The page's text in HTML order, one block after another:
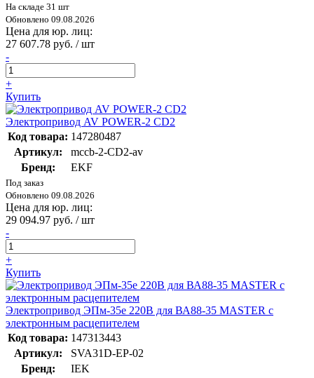
На складе 31 шт
Обновлено 09.08.2026
Цена для юр. лиц:
27 607.78 руб. / шт
-
+
Купить
Электропривод AV POWER-2 CD2
Код товара: 147280487
Артикул:
mccb-2-CD2-av
Бренд:
EKF
Под заказ
Обновлено 09.08.2026
Цена для юр. лиц:
29 094.97 руб. / шт
-
+
Купить
Электропривод ЭПм-35е 220В для ВА88-35 MASTER с
электронным расцепителем
Код товара: 147313443
Артикул:
SVA31D-EP-02
Бренд:
IEK